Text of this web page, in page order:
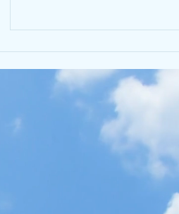
Salon de 香日向 大好評の